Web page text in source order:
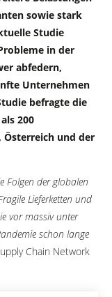
sowie stark
Studie
in der
abfedern,
Unternehmen
befragte die
200
und der
Folgen der globalen
Lieferketten und
vor massiv unter
schon lange
Chain Network